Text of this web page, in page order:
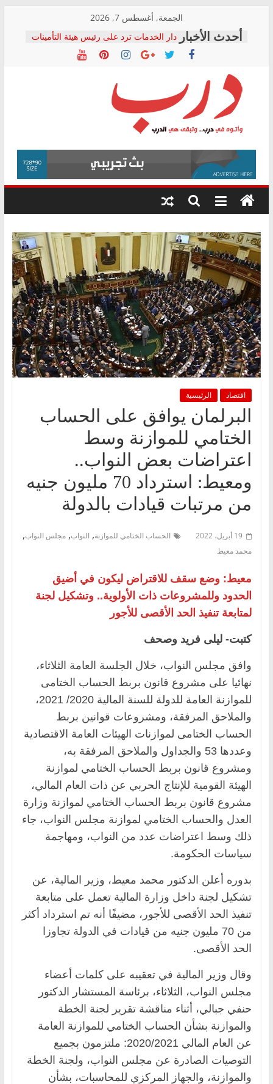
content
الجمعة, أغسطس 7, 2026
دار الخدمات ترد على رئيس هيئة التأمينات
بعد مؤتمره الصحفي: إنكار الأزمة لا ينهي
معاناة أصحاب المعاشات.. ونطالب بكشف
فرحات سليمان يكتب: القطاع الصحي إلى
أين؟
حزب التحالف الشعبي يطلق لجنة “الحق
في الصحة” بالإسكندرية لرصد الانتهاكات
ودعم المرضى
الوزاري لمدينة الصحفيين.. وانتهاء أعمال
إنشاء المبنى الإداري
المجلس القومي لحقوق الإنسان يعلن
متابعة قضية الدكتور محمد زهران.. ويؤكد:
قرينة البراءة وضمانات المحاكمة العادلة
درب
وأتوه
درب..
وتبقى
هي
اقتصاد الرئيسية
البرلمان يوافق على الحساب
الختامي للموازنة وسط
اعتراضات بعض النواب..
ومعيط: استرداد 70 مليون جنيه
من مرتبات قيادات بالدولة
19 أبريل، 2022 الحساب الختامي للموازنة, النواب, مجلس النواب,
محمد معيط
معيط: وضع سقف للاقتراض ليكون في أضيق
الحدود وللمشروعات ذات الأولوية.. وتشكيل لجنة
لمتابعة تنفيذ الحد الأقصى للأجور
كتبت- ليلى فريد وصحف
وافق مجلس النواب، خلال الجلسة العامة الثلاثاء،
نهائيا على مشروع قانون بربط الحساب الختامى
للموازنة العامة للدولة للسنة المالية 2020/ 2021،
والملاحق المرفقة، ومشروعات قوانين بربط
الحساب الختامى لموازنات الهيئات العامة الاقتصادية
وعددها 53 والجداول والملاحق المرفقة به،
ومشروع قانون بربط الحساب الختامي لموازنة
الهيئة القومية للإنتاج الحربي عن ذات العام المالي،
مشروع قانون بربط الحساب الختامي لموازنة وزارة
العدل والحساب الختامي لموازنة مجلس النواب، جاء
ذلك وسط اعتراضات عدد من النواب، ومهاجمة
سياسات الحكومة.
بدوره أعلن الدكتور محمد معيط، وزير المالية، عن
تشكيل لجنة داخل وزارة المالية تعمل على متابعة
تنفيذ الحد الأقصى للأجور، مضيفًا أنه تم استرداد أكثر
من 70 مليون جنيه من قيادات في الدولة تجاوزا
الحد الأقصى.
وقال وزير المالية في تعقيبه على كلمات أعضاء
مجلس النواب، الثلاثاء، برئاسة المستشار الدكتور
حنفي جبالي، أثناء مناقشة تقرير لجنة الخطة
والموازنة بشأن الحساب الختامي للموازنة العامة
عن العام المالي 2020/2021: ملتزمون بجميع
التوصيات الصادرة عن مجلس النواب، ولجنة الخطة
والموازنة، والجهاز المركزي للمحاسبات، بشأن